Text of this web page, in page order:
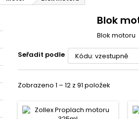
Blok
Blok motoru
Seřadit podle
Zobrazeno 1 – 12 z 91 položek